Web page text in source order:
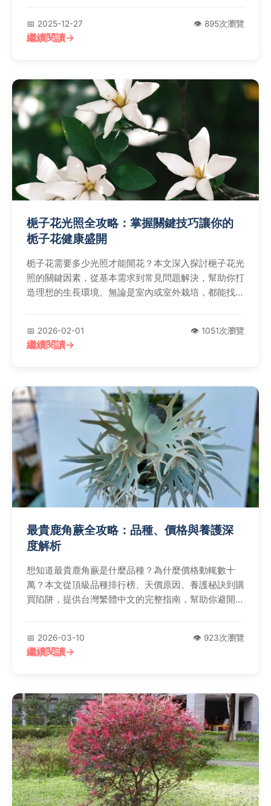
📅 2025-12-27 👁️ 895次瀏覽
繼續閱讀
梔子花光照全攻略：掌握關鍵技巧讓你的
栀子花健康盛開
栀子花需要多少光照才能開花？本文深入探討梔子花光
照的關鍵因素，從基本需求到常見問題解決，幫助你打
造理想的生長環境。無論是室內或室外栽培，都能找到
📅 2026-02-01 👁️ 1051次瀏覽
繼續閱讀
最貴鹿角蕨全攻略：品種、價格與養護深
度解析
想知道最貴鹿角蕨是什麼品種？為什麼價格動輒數十
萬？本文從頂級品種排行榜、天價原因、養護秘訣到購
買陷阱，提供台灣繁體中文的完整指南，幫助你避開新
📅 2026-03-10 👁️ 923次瀏覽
繼續閱讀